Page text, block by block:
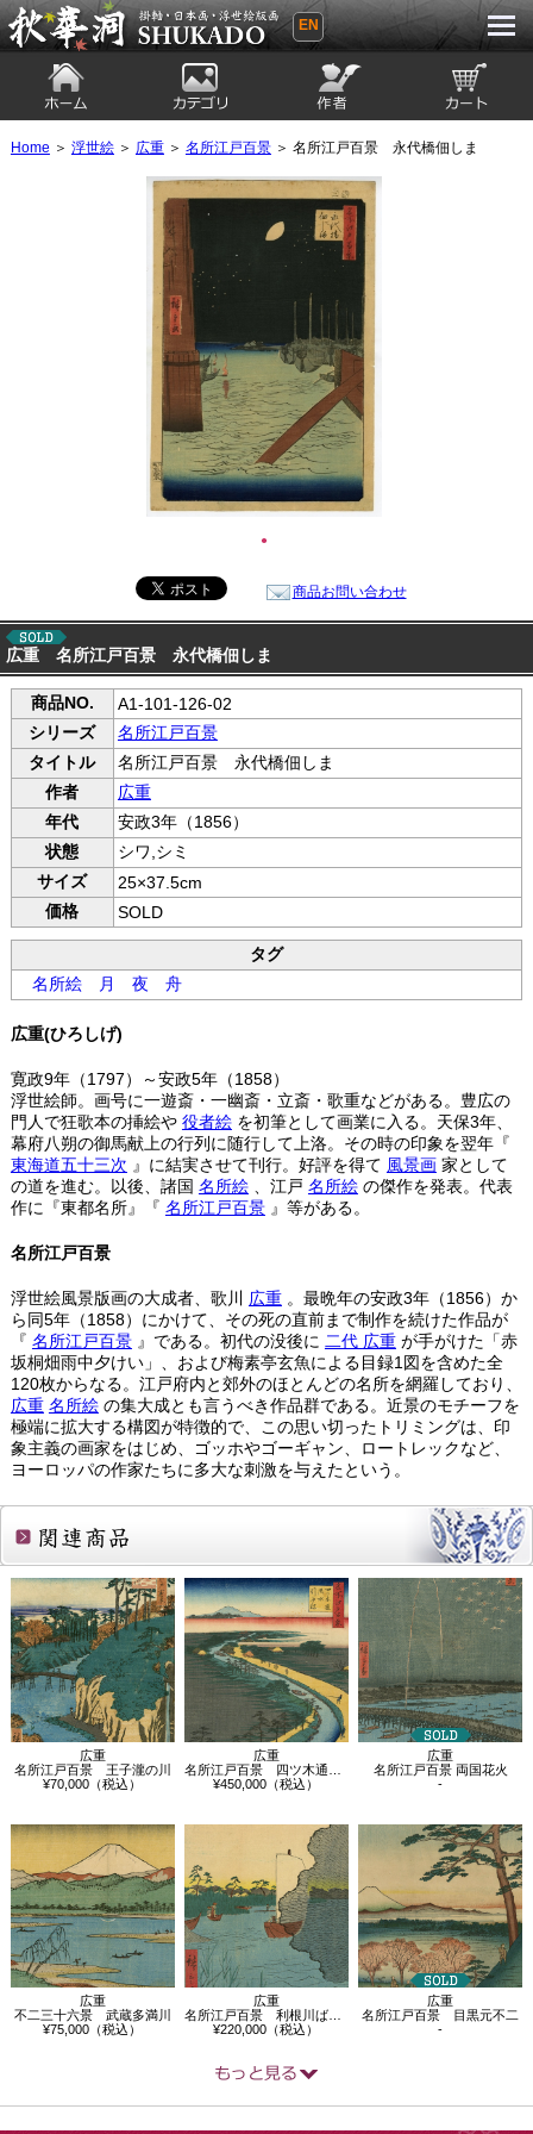
秋華洞 SHUKADO 掛軸・日本画・浮世
EN
Home ＞ 浮世絵＞ 広重＞ 名所江戸百景＞ 名所江戸百景 永代橋佃しま
●
商品お問い合わせ
広重 名所江戸百景 永代橋佃しま
商品NO.
A1-101-126-02
シリーズ
名所江戸百景
タイトル
名所江戸百景 永代橋佃しま
作者
広重
年代
安政3年（1856）
状態
シワ,シミ
サイズ
25×37.5cm
価格
SOLD
タグ
名所絵月 夜 舟
広重(ひろしげ)
寛政9年（1797）～安政5年（1858）
浮世絵師。画号に一遊斎・一幽斎・立斎・歌重などがある。豊広の
門人で狂歌本の挿絵や 役者絵を初筆として画業に入る。天保3年、
幕府八朔の御馬献上の行列に随行して上洛。その時の印象を翌年『
東海道五十三次 』に結実させて刊行。好評を得て 風景画家として
の道を進む。以後、諸国 名所絵、江戸 名所絵の傑作を発表。代表
作に『東都名所』『 名所江戸百景』等がある。
名所江戸百景
浮世絵風景版画の大成者、歌川 広重。最晩年の安政3年（1856）か
ら同5年（1858）にかけて、その死の直前まで制作を続けた作品が
『 名所江戸百景』である。初代の没後に 二代 広重が手がけた「赤
坂桐畑雨中夕けい」、および梅素亭玄魚による目録1図を含めた全
120枚からなる。江戸府内と郊外のほとんどの名所を網羅しており、
広重 名所絵の集大成とも言うべき作品群である。近景のモチーフを
極端に拡大する構図が特徴的で、この思い切ったトリミングは、印
象主義の画家をはじめ、ゴッホやゴーギャン、ロートレックなど、
ヨーロッパの作家たちに多大な刺激を与えたという。
関連商品
広重
名所江戸百景 王子瀧の川
¥70,000（税込）
広重
名所江戸百景 四ツ木通用水引ふね
¥450,000（税込）
広重
名所江戸百景 両国花火
-
広重
不二三十六景 武蔵多満川
¥75,000（税込）
広重
名所江戸百景 利根川ばらばらまつ
¥220,000（税込）
広重
名所江戸百景 目黒元不二
-